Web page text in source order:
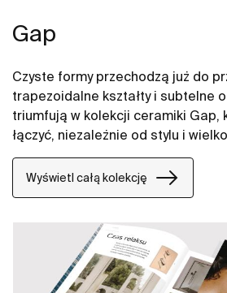
Gap
Czyste formy przechodzą już do
trapezoidalne kształty i subtelne
triumfują w kolekcji ceramiki Gap,
łączyć, niezależnie od stylu i
łazience. W naszych propozycjach
innymi umywalki Gap, miski WC
Gap.
Wyświetl całą kolekcję